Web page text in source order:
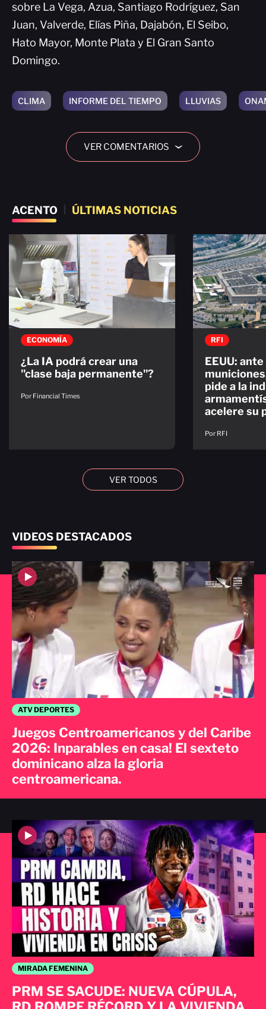
sobre La Vega, Azua, Santiago Rodríguez, San
Juan, Valverde, Elías Piña, Dajabón, El Seibo,
Hato Mayor, Monte Plata y El Gran Santo
Domingo.
CLIMA INFORME DEL TIEMPO LLUVIAS
VER COMENTARIOS ›
ACENTO ÚLTIMAS NOTICIAS
ECONOMÍA
¿La IA podrá crear una
"clase baja permanente"?
Por Financial Times
RFI
EEUU:
pide a la
acelere su
Por RFI
VER TODOS
VIDEOS DESTACADOS
MIRADA FEMENINA
PRM SE SACUDE: NUEVA CÚPULA,
ATV DEPORTES
Juegos Centroamericanos y del Caribe
2026: Inparables en casa! El sexteto
dominicano alza la gloria
centroamericana.